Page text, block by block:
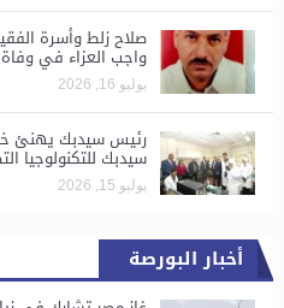
صلاح زلط وأسرة
واجب العزاء في
يوليو 16, 2026
رئيس سيدبك يهنئ
سيدبك للتكنولوجيا
يوليو 15, 2026
أخبار البورصة